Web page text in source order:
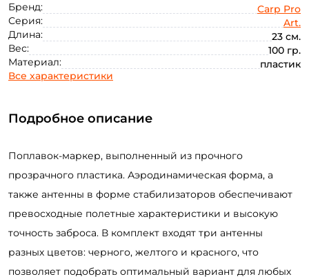
Бренд:
Carp Pro
Серия:
Art.
Длина:
23 см.
Вес:
100 гр.
Материал:
пластик
Все характеристики
Подробное описание
Поплавок-маркер, выполненный из прочного
прозрачного пластика. Аэродинамическая форма, а
также антенны в форме стабилизаторов обеспечивают
превосходные полетные характеристики и высокую
точность заброса. В комплект входят три антенны
разных цветов: черного, желтого и красного, что
позволяет подобрать оптимальный вариант для любых
Создать аккаунт
ФИО: *
Email: *